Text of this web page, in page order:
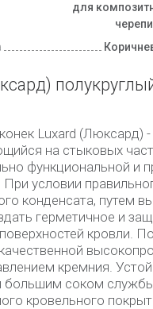
для
Luxard (Люксард)
на стыковых
функциональной и
При условии
конденсата, путем
герметичное и
кровли.
кремния.
соком
кровельного